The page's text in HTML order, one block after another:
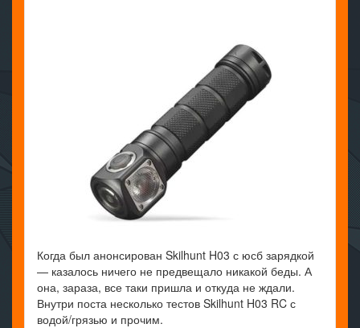
Когда был анонсирован Skilhunt H03 с юсб зарядкой
— казалось ничего не предвещало никакой беды. А
она, зараза, все таки пришла и откуда не ждали.
Внутри поста несколько тестов Skilhunt H03 RC с
водой/грязью и прочим.